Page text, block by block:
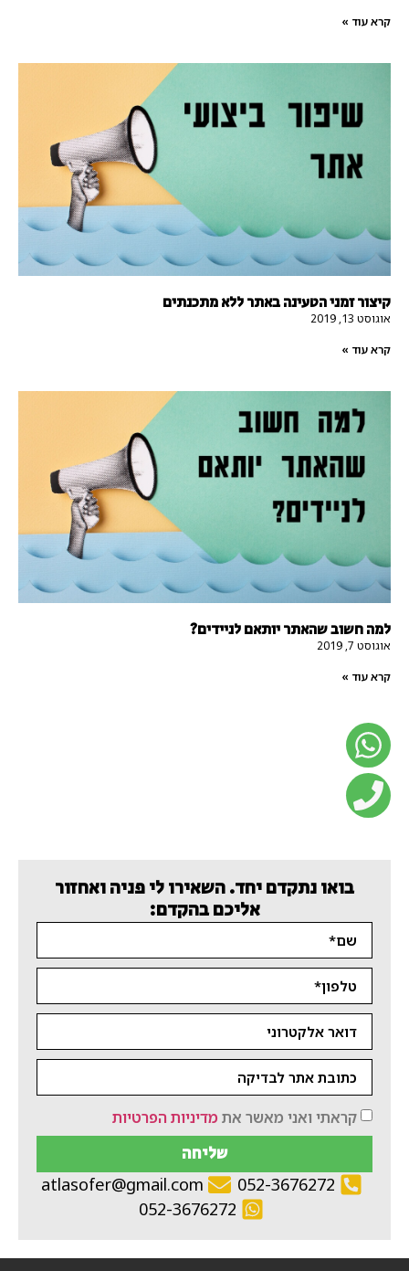
קרא עוד »
קיצור זמני הטעינה באתר ללא מתכנתים
אוגוסט 13, 2019
קרא עוד »
למה חשוב שהאתר יותאם לניידים?
אוגוסט 7, 2019
קרא עוד »
בואו נתקדם יחד. השאירו לי פניה ואחזור
אליכם בהקדם:
קראתי ואני מאשר את מדיניות הפרטיות
שליחה
052-3676272
atlasofer@gmail.com
052-3676272